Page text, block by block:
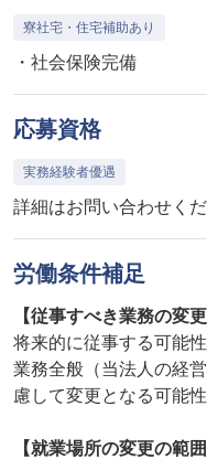
寮社宅・住宅補助あり
・社会保険完備
応募資格
実務経験者優遇
詳細はお問い合わせく
労働条件補足
【従事すべき業務の変更
将来的に従事する可能
業務全般（当法人の経
慮して変更となる可能性
【就業場所の変更の範囲